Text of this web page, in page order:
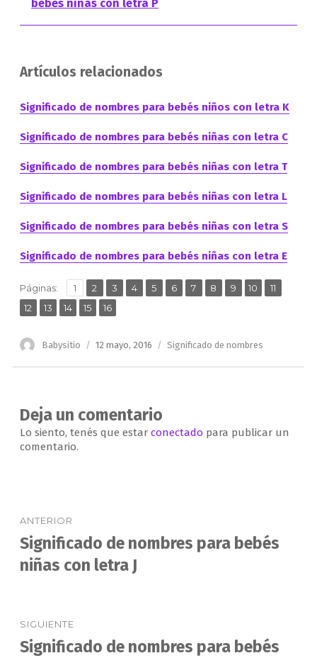
bebés niñas con letra P
Artículos relacionados
Significado de nombres para bebés niños con letra K
Significado de nombres para bebés niñas con letra C
Significado de nombres para bebés niñas con letra T
Significado de nombres para bebés niñas con letra L
Significado de nombres para bebés niñas con letra S
Significado de nombres para bebés niñas con letra E
Páginas: Página
1 ,
Página
2 ,
Página
3 ,
Página
4 ,
Página
5 ,Página
6 ,
Página
7 ,
Página
8 ,
Página
9 ,
Página
10 ,
Página
11
Página
12 ,
Página
13 ,
Página
14 ,
Página
15 ,
Página
16
Autor
Babysitio
Publicado
12 mayo, 2016 Categorías
Significado de nombres
Deja un comentario
Lo siento, tenés que estar conectado para publicar un
comentario.
de
entradas
ANTERIOR
Entrada
anterior:
Significado de nombres para bebés
niñas con letra J
SIGUIENTE
Entrada
Significado de nombres para bebés